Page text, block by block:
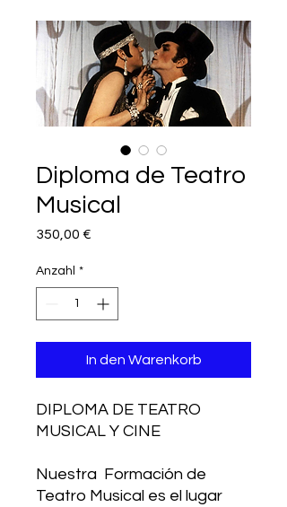
Diploma de Teatro
Musical
350,00 €
Anzahl *
In den Warenkorb
DIPLOMA DE TEATRO
MUSICAL Y CINE
Nuestra Formación de
Teatro Musical es el lugar